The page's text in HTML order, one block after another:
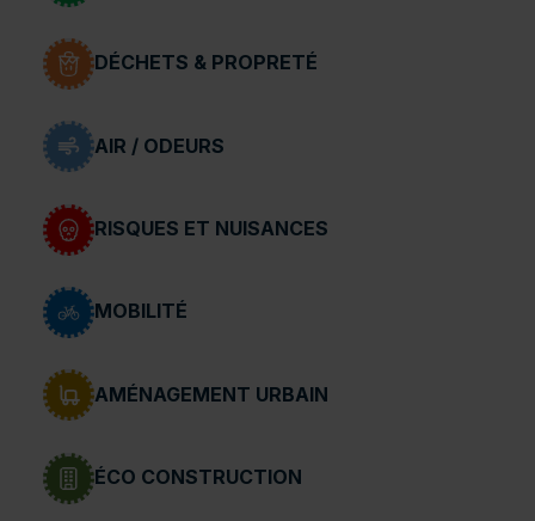
DÉCHETS & PROPRETÉ
AIR / ODEURS
RISQUES ET NUISANCES
MOBILITÉ
AMÉNAGEMENT URBAIN
ÉCO CONSTRUCTION